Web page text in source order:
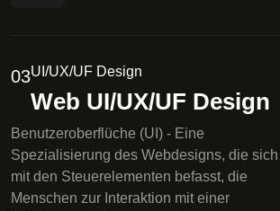
03UI/UX/UF Design
Web UI/UX/UF Design
Benutzeroberflüche (UI) - Eine
Spezialisierung des Webdesigns, die sich
mit den Steuerelementen befasst, die
Menschen zur Interaktion mit einer